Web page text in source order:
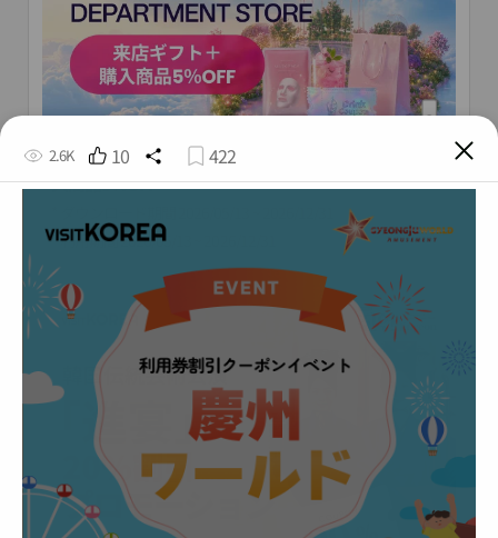
[現代百貨店ショッピング特典] 来店ギフト＋購
入商品5％OFF
* 利用期間2026/05/13 ~ 2026/12/31
2.6K 10 422